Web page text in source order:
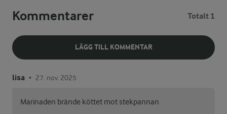
Kommentarer Totalt 1
LÄGG TILL KOMMENTAR
lisa • 27. nov. 2025
Marinaden brände köttet mot stekpannan